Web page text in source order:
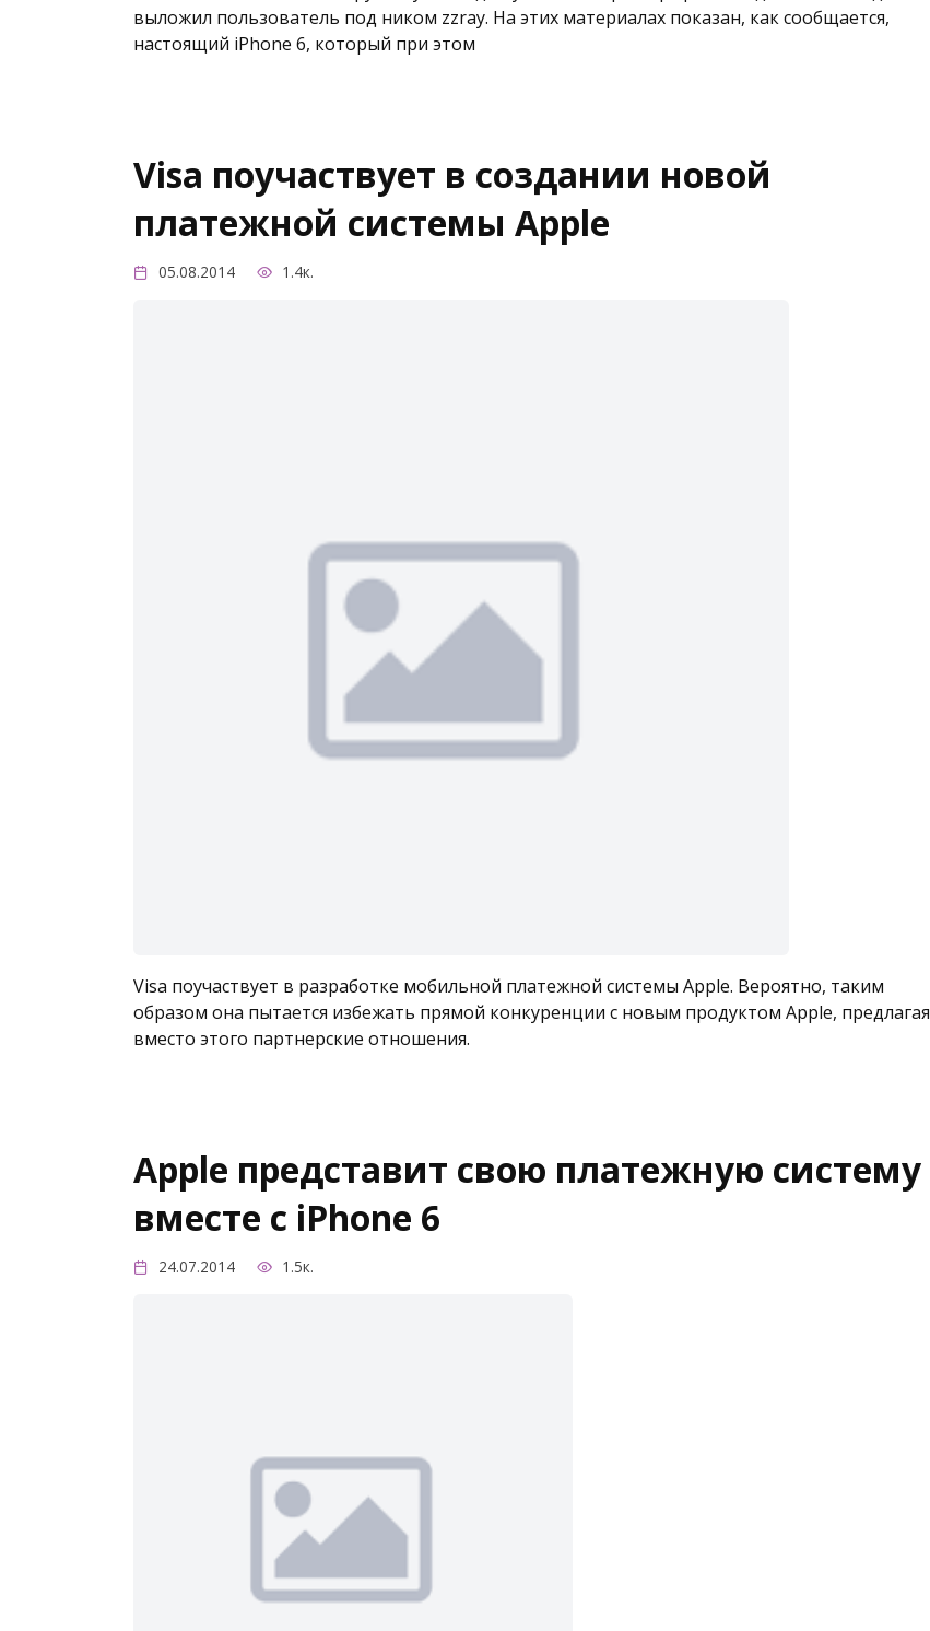
выложил пользователь под ником zzray. На этих материалах показан, как сообщается,
настоящий iPhone 6, который при этом
Visa поучаствует в создании новой
платежной системы Apple
05.08.2014 1.4к.
Visa поучаствует в разработке мобильной платежной системы Apple. Вероятно, таким
образом она пытается избежать прямой конкуренции с новым продуктом Apple, предлагая
вместо этого партнерские отношения.
Apple представит свою платежную систему
вместе с iPhone 6
24.07.2014 1.5к.